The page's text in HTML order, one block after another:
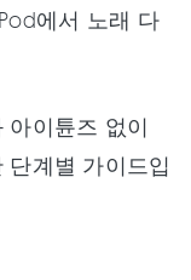
에서 노래 다
아이튠즈 없이
단계별 가이드입